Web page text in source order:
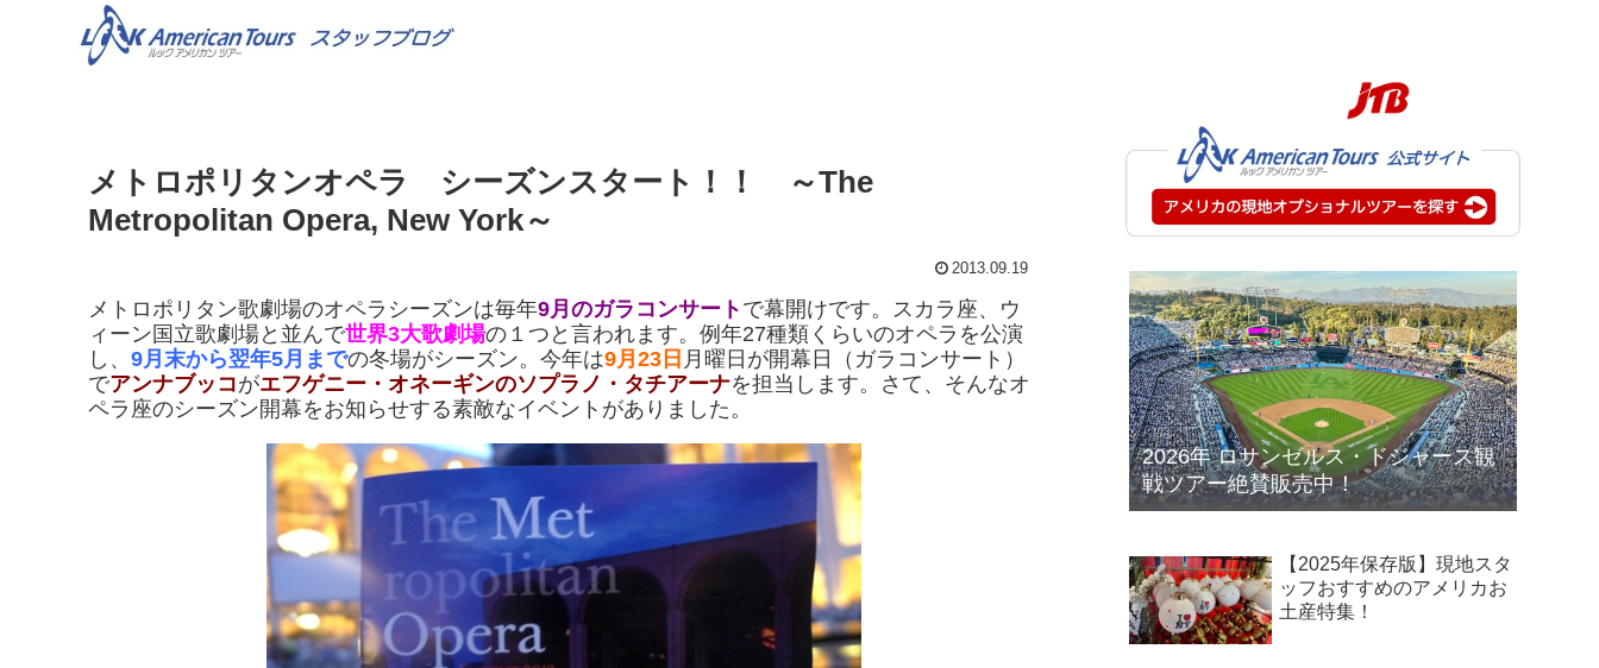
メトロポリタンオペラ シーズンスタート！！ ～The
Metropolitan Opera, New York～
2013.09.19
メトロポリタン歌劇場のオペラシーズンは毎年9月のガラコンサート で幕開けです。スカラ座、ウ
ィーン国立歌劇場と並んで世界3大歌劇場の１つと言われます。例年27種類くらいのオペラを公演
し、 9月末から翌年5月までの冬場がシーズン。今年は9月23日 月曜日が開幕日（ガラコンサート）
でアンナブッコがエフゲニー・オネーギンのソプラノ・タチアーナを担当します。さて、そんなオ
ペラ座のシーズン開幕をお知らせする素敵なイベントがありました。
2026年 ロサンゼルス・ドジャース観
戦ツアー絶賛販売中！
【2025年保存版】現地スタ
ッフおすすめのアメリカお
土産特集！